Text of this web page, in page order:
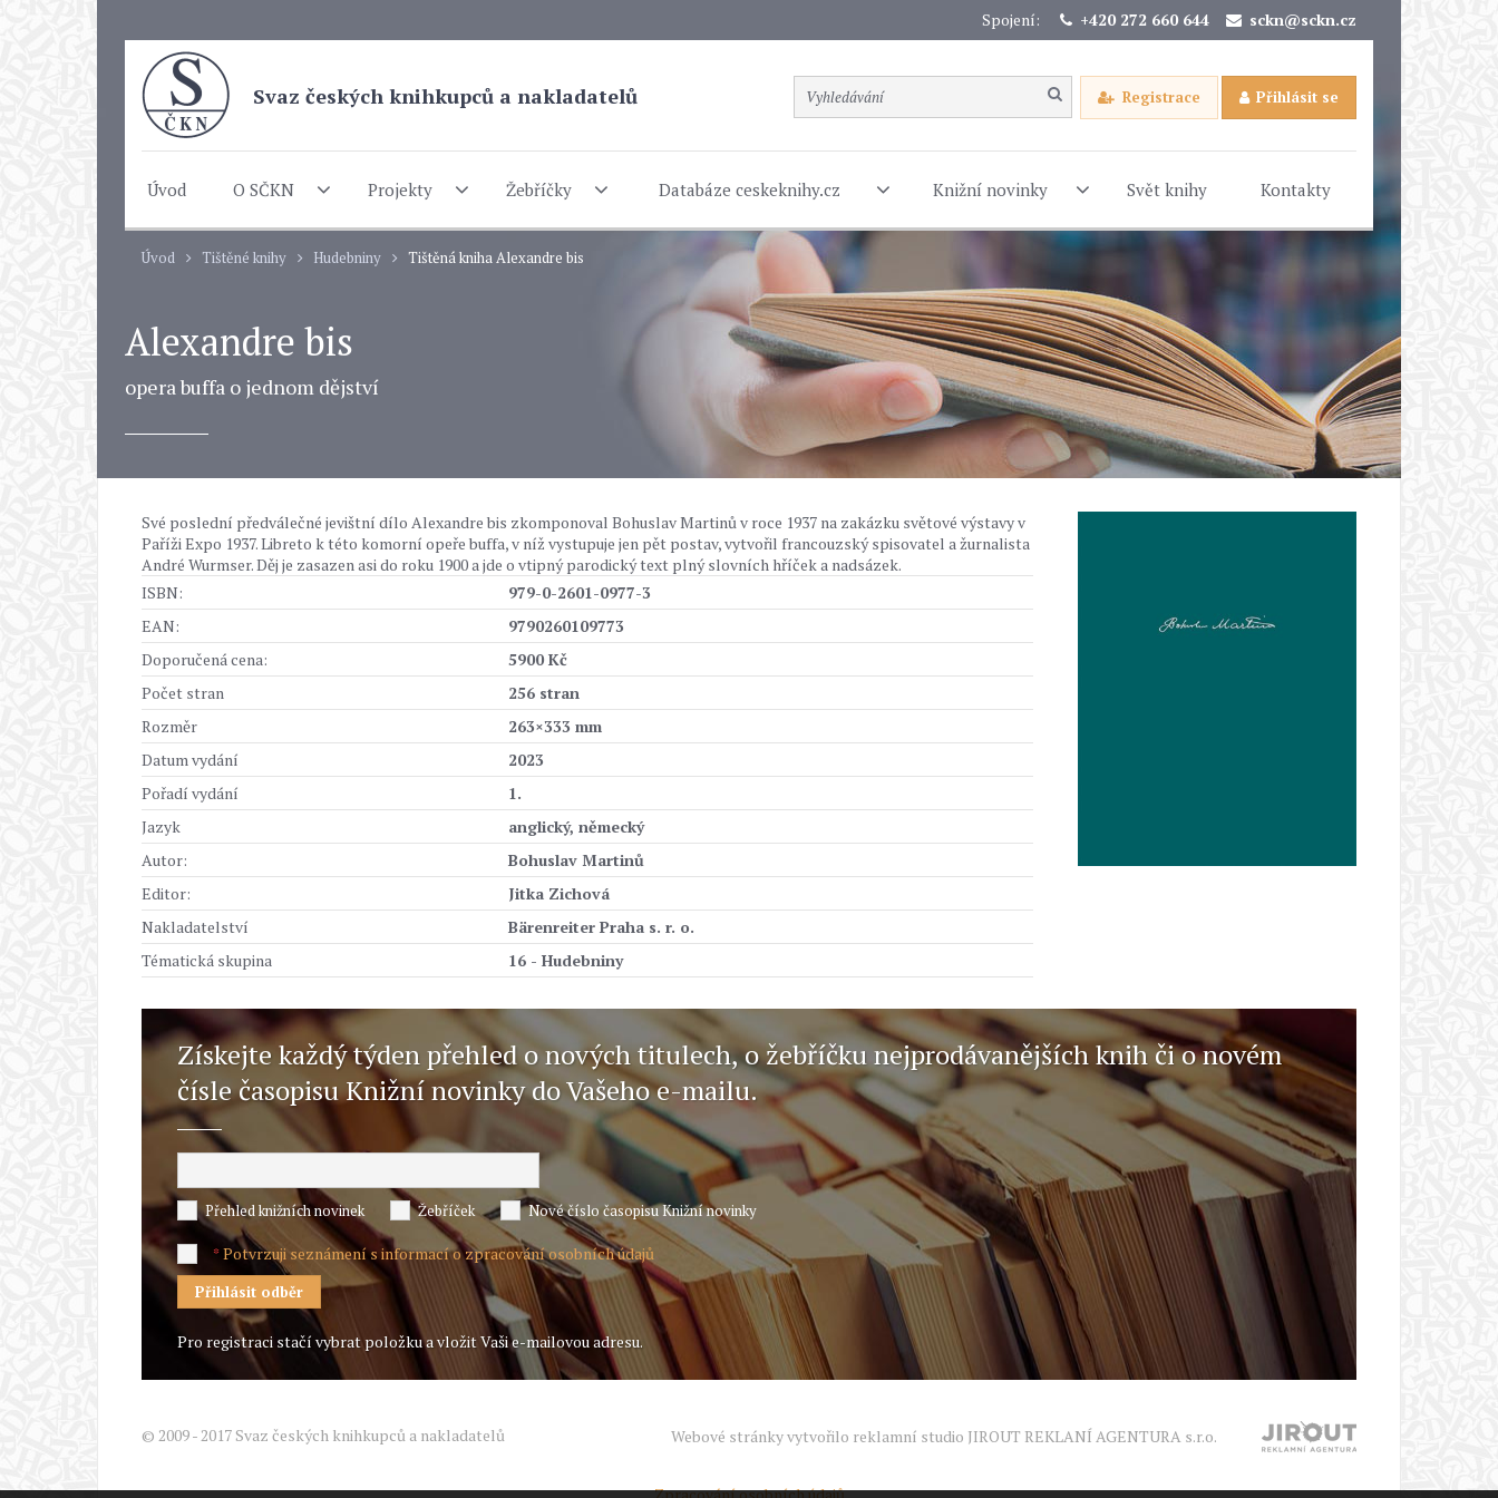
Spojení: +420 272 660 644 sckn@sckn.cz
Svaz českých knihkupců a nakladatelů Registrace Přihlásit se
Úvod O SČKN Projekty Žebříčky Databáze ceskeknihy.cz Knižní novinky Svět knihy Kontakty
Úvod Tištěné knihy Hudebniny Tištěná kniha Alexandre bis
Alexandre bis
opera buffa o jednom dějství
Své poslední předválečné jevištní dílo Alexandre bis zkomponoval Bohuslav Martinů v roce 1937 na zakázku světové výstavy v
Paříži Expo 1937. Libreto k této komorní opeře buffa, v níž vystupuje jen pět postav, vytvořil francouzský spisovatel a žurnalista
André Wurmser. Děj je zasazen asi do roku 1900 a jde o vtipný parodický text plný slovních hříček a nadsázek.
ISBN:
979-0-2601-0977-3
EAN:
9790260109773
Doporučená cena:
5900 Kč
Počet stran
256 stran
Rozměr
263×333 mm
Datum vydání
2023
Pořadí vydání
1.
Jazyk
anglický, německý
Autor:
Bohuslav Martinů
Editor:
Jitka Zichová
Nakladatelství
Bärenreiter Praha s. r. o.
Tématická skupina
16 - Hudebniny
Získejte každý týden přehled o nových titulech, o žebříčku nejprodávanějších knih či o novém
čísle časopisu Knižní novinky do Vašeho e-mailu.
Přehled knižních novinek Žebříček Nové číslo časopisu Knižní novinky
*Potvrzuji seznámení s informací o zpracování osobních údajů
Pro registraci stačí vybrat položku a vložit Vaši e-mailovou adresu.
© 2009 - 2017 Svaz českých knihkupců a nakladatelů Webové stránky vytvořilo reklamní studio JIROUT REKLANÍ AGENTURA s.r.o.